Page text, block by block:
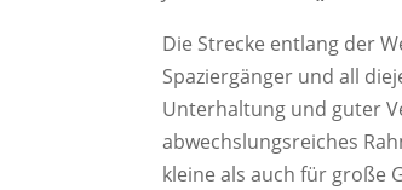
Die Strecke entlang der
Spaziergänger und all
Unterhaltung und guter
abwechslungsreiches
kleine als auch für große